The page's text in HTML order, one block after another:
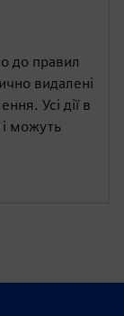
до правил
видалені
Усі дії в
можуть